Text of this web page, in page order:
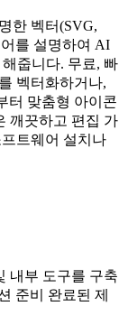
한 벡터(SVG,
를 설명하여 AI
줍니다. 무료, 빠
벡터화하거나,
터 맞춤형 아이콘
깨끗하고 편집 가
트웨어 설치나
내부 도구를 구축
준비 완료된 제